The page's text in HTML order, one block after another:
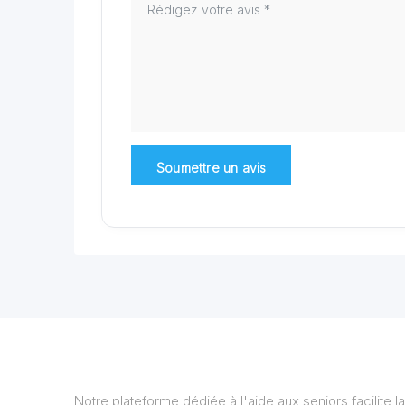
Notre plateforme dédiée à l'aide aux seniors facilite la